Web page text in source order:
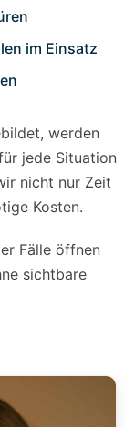
im Einsatz
werden
jede Situation
nicht nur Zeit
Kosten.
Fälle öffnen
sichtbare